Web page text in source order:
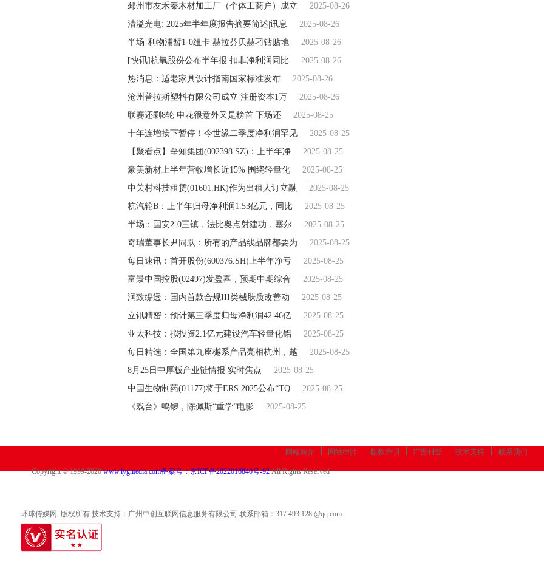
邳州市友禾秦木材加工厂（个体工商户）成立
2025-08-26
清溢光电: 2025年半年度报告摘要简述|讯息
2025-08-26
半场-利物浦暂1-0纽卡 赫拉芬贝赫刁钻贴地
2025-08-26
[快讯]杭氧股份公布半年报 扣非净利润同比
2025-08-26
热消息：适老家具设计指南国家标准发布
2025-08-26
沧州普拉斯塑料有限公司成立 注册资本1万
2025-08-26
联赛还剩8轮 申花很意外又是榜首 下场还
2025-08-25
十年连增按下暂停！今世缘二季度净利润罕见
2025-08-25
【聚看点】垒知集团(002398.SZ)：上半年净
2025-08-25
豪美新材上半年营收增长近15% 围绕轻量化
2025-08-25
中关村科技租赁(01601.HK)作为出租人订立融
2025-08-25
杭汽轮B：上半年归母净利润1.53亿元，同比
2025-08-25
半场：国安2-0三镇，法比奥点射建功，塞尔
2025-08-25
奇瑞董事长尹同跃：所有的产品线品牌都要为
2025-08-25
每日速讯：首开股份(600376.SH)上半年净亏
2025-08-25
富景中国控股(02497)发盈喜，预期中期综合
2025-08-25
润致缇透：国内首款合规III类械肤质改善动
2025-08-25
立讯精密：预计第三季度归母净利润42.46亿
2025-08-25
亚太科技：拟投资2.1亿元建设汽车轻量化铝
2025-08-25
每日精选：全国第九座樾系产品亮相杭州，越
2025-08-25
8月25日中厚板产业链情报 实时焦点
2025-08-25
中国生物制药(01177)将于ERS 2025公布“TQ
2025-08-25
《戏台》鸣锣，陈佩斯“重学”电影
2025-08-25
网站简介 网站律师 版权声明 广告刊登 技术支持 联系我们
Copyright © 1999-2020www.lygmedia.com备案号：京ICP备2022016840号-92All Rights Reserved
环球传媒网 版权所有 技术支持：广州中创互联网信息服务有限公司 联系邮箱：317 493 128 @qq.com